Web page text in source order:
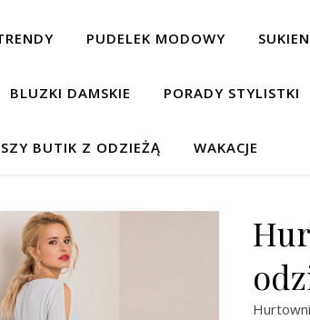
PUDELEK MODOWY
BLUZKI DAMSKIE PORADY STYLISTKI
BUTIK Z ODZIEŻĄ WAKACJE